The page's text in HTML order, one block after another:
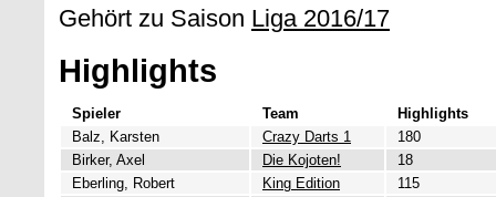
Gehört zu Saison Liga 2016/17
Highlights
Spieler Team
Highlights
Balz, Karsten
Crazy Darts 1
180
Birker, Axel
Die Kojoten!
18
Eberling, Robert
King Edition
115